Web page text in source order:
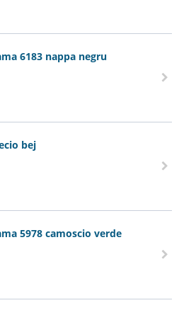
6183 nappa negru
bej
5978 camoscio verde